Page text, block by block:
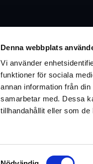
Denna webbplats
Vi använder
funktioner för sociala
annan information från
samarbetar med. Dessa
tillhandahållit eller som
Samtyckesval